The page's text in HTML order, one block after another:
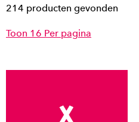
214 producten gevonden
Toon 16 Per pagina